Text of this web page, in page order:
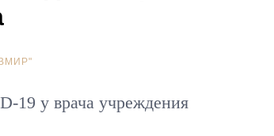
19 у врача учреждения